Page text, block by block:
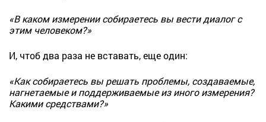
«В каком измерении собираетесь вы вести диалог с
этим человеком?»
И, чтоб два раза не вставать, еще один:
«Как собираетесь вы решать проблемы, создаваемые,
нагнетаемые и поддерживаемые из иного измерения?
Какими средствами?»